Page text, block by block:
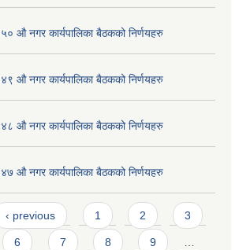
औ नगर कार्यपालिका बैठकको निर्णयहरु
औ नगर कार्यपालिका बैठकको निर्णयहरु
औ नगर कार्यपालिका बैठकको निर्णयहरु
औ नगर कार्यपालिका बैठकको निर्णयहरु
‹ previous 1 2 3
6 7 8 9